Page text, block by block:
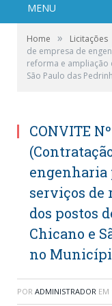
MENU
Home » Licitações
de empresa de
reforma e ampliação
São Paulo das
CONVITE
engenharia
serviços de
dos postos
Chicano e
no
POR ADMINISTRADOR EM